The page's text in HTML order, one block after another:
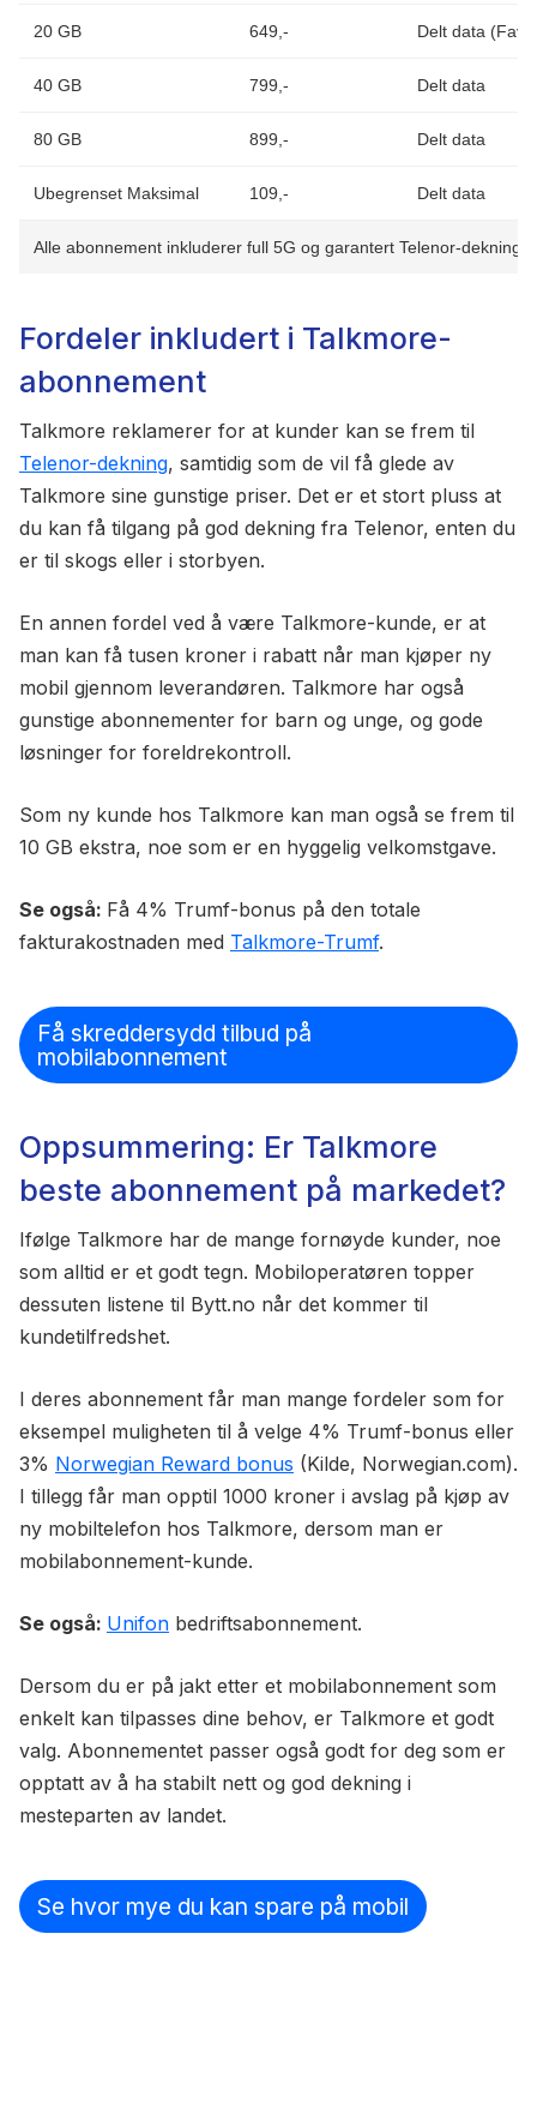
20 GB 649,- Delt data
40 GB 799,- Delt data
80 GB 899,- Delt data
Ubegrenset Maksimal 109,- Delt data
Alle abonnement inkluderer full 5G og garantert Telenor-dekning
Fordeler inkludert i Talkmore-
abonnement
Talkmore reklamerer for at kunder kan se frem til
Telenor-dekning, samtidig som de vil få glede av
Talkmore sine gunstige priser. Det er et stort pluss at
du kan få tilgang på god dekning fra Telenor, enten du
er til skogs eller i storbyen.
En annen fordel ved å være Talkmore-kunde, er at
man kan få tusen kroner i rabatt når man kjøper ny
mobil gjennom leverandøren. Talkmore har også
gunstige abonnementer for barn og unge, og gode
løsninger for foreldrekontroll.
Som ny kunde hos Talkmore kan man også se frem til
10 GB ekstra, noe som er en hyggelig velkomstgave.
Se også: Få 4% Trumf-bonus på den totale
fakturakostnaden med Talkmore-Trumf.
Få skreddersydd tilbud på
mobilabonnement
Oppsummering: Er Talkmore
beste abonnement på markedet?
Ifølge Talkmore har de mange fornøyde kunder, noe
som alltid er et godt tegn. Mobiloperatøren topper
dessuten listene til Bytt.no når det kommer til
kundetilfredshet.
I deres abonnement får man mange fordeler som for
eksempel muligheten til å velge 4% Trumf-bonus eller
3% Norwegian Reward bonus (Kilde, Norwegian.com).
I tillegg får man opptil 1000 kroner i avslag på kjøp av
ny mobiltelefon hos Talkmore, dersom man er
mobilabonnement-kunde.
Se også: Unifon bedriftsabonnement.
Dersom du er på jakt etter et mobilabonnement som
enkelt kan tilpasses dine behov, er Talkmore et godt
valg. Abonnementet passer også godt for deg som er
opptatt av å ha stabilt nett og god dekning i
mesteparten av landet.
Se hvor mye du kan spare på mobil